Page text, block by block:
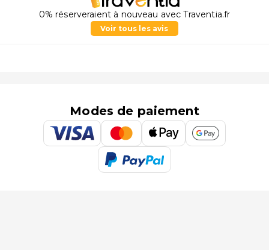
0% réserveraient à nouveau avec Traventia.fr
Voir tous les avis
Modes de paiement